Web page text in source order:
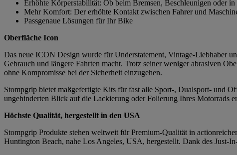
Erhöhte Körperstabilität: Ob beim Bremsen, Beschleunigen oder
Mehr Komfort: Der erhöhte Kontakt zwischen Fahrer und
Passgenaue Lösungen für Ihr Bike
Oberfläche Icon
Das neue ICON Design wurde für Understatement, Vintage-Liebhaber
Gebrauch und längere Fahrten macht. Trotz seiner weniger abrasiven
ohne Kompromisse bei der Sicherheit einzugehen.
Stompgrip bietet maßgefertigte Kits für fast alle Sport-, Dualsport- und
ungehinderten Blick auf die Lackierung oder Folierung Ihres Motorrads
Höchste Qualität, hergestellt in den USA
Stompgrip Produkte stehen weltweit für Premium-Qualität in
Huntington Beach, nahe Los Angeles, USA, hergestellt. Dank des Just-